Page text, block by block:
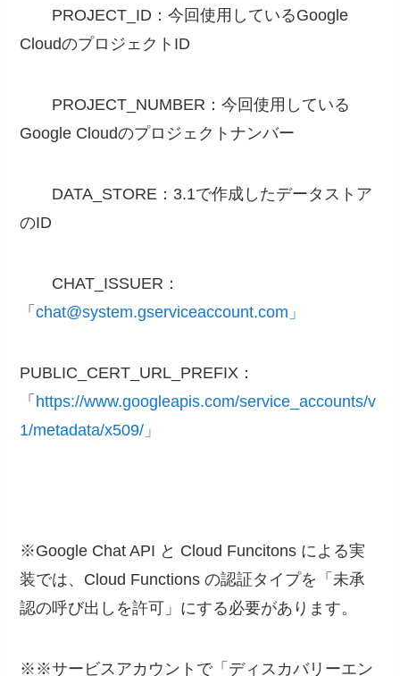
PROJECT_ID：今回使用しているGoogle
CloudのプロジェクトID
PROJECT_NUMBER：今回使用している
Google Cloudのプロジェクトナンバー
DATA_STORE：3.1で作成したデータストア
のID
CHAT_ISSUER：
「chat@system.gserviceaccount.com」
PUBLIC_CERT_URL_PREFIX：
「 https://www.googleapis.com/service_accounts/v
1/metadata/x509/」
※Google Chat API と Cloud Funcitons による実
装では、Cloud Functions の認証タイプを「未承
認の呼び出しを許可」にする必要があります。
※※サービスアカウントで「ディスカバリーエン